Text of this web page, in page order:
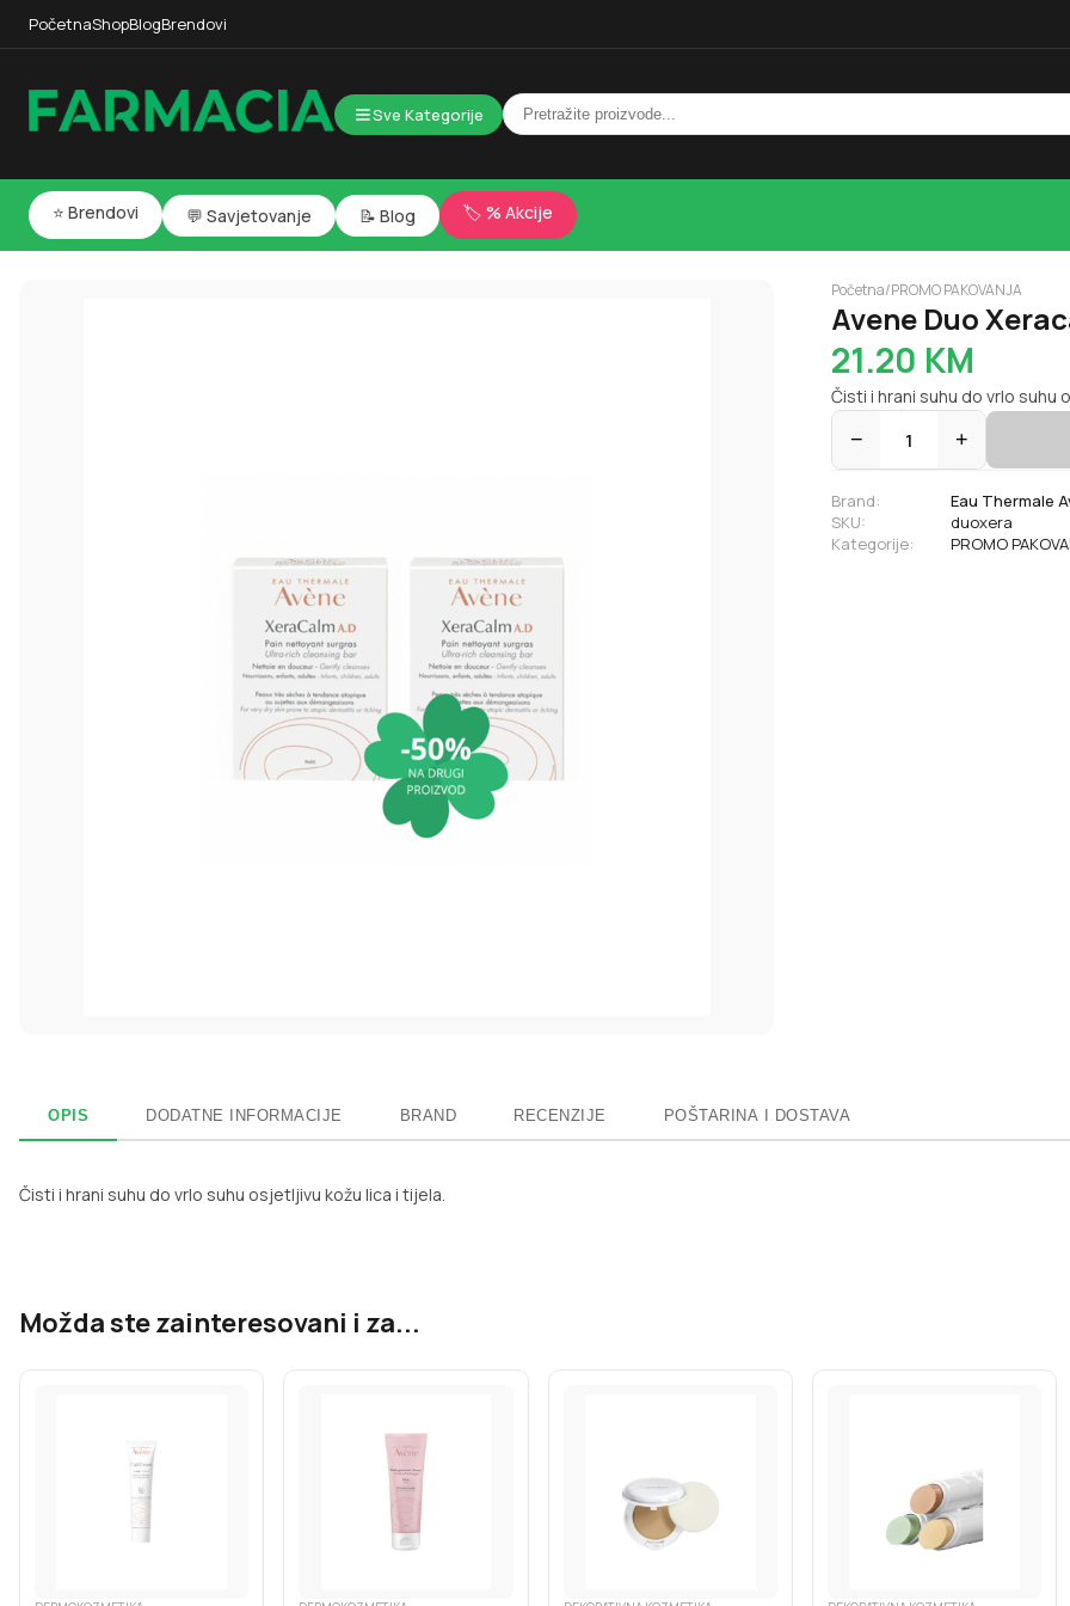
PočetnaShopBlogBrendovi
Sve Kategorije
⭐ Brendovi 💬 Savjetovanje 📝 Blog 🏷️ % Akcije
Početna/PROMO PAKOVANJA
Avene Duo
21.20 KM
Čisti i hrani suhu do vrlo suhu
− 1 +
Brand:
Eau Thermale
SKU:
duoxera
Kategorije:
PROMO
OPIS DODATNE INFORMACIJE BRAND RECENZIJE POŠTARINA I DOSTAVA
Čisti i hrani suhu do vrlo suhu osjetljivu kožu lica i tijela.
Možda ste zainteresovani i za...